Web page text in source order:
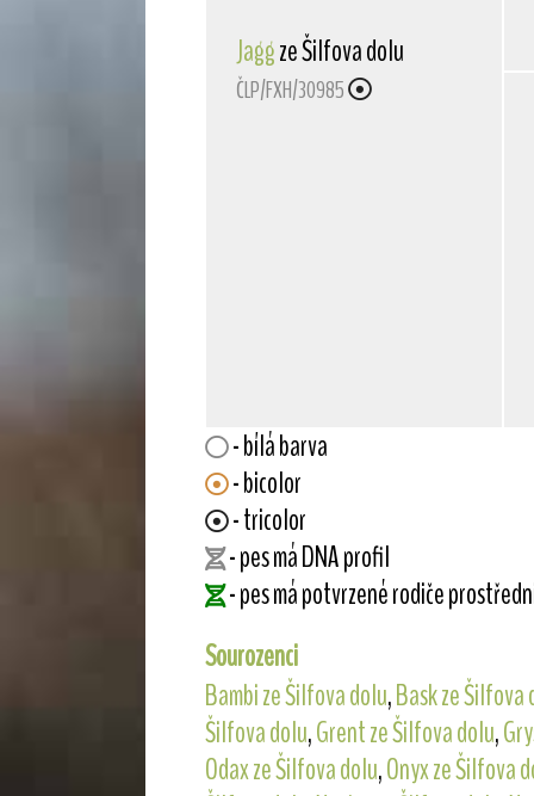
Jaggze Šilfova dolu
ČLP/FXH/30985
- bílá barva
- bicolor
- tricolor
- pes má DNA profil
- pes má potvrzené rodiče
Sourozenci
Bambi ze Šilfova dolu,Bask ze Šilfova
Šilfova dolu,Grent ze Šilfova dolu,
Odax ze Šilfova dolu,Onyx ze Šilfova